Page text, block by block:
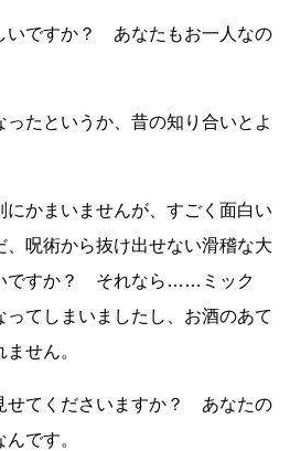
いですか？ あなたもお一人なの
たというか、昔の知り合いとよ
かまいませんが、すごく面白い
呪術から抜け出せない滑稽な大
ですか？ それなら …… ミック
ってしまいましたし、お酒のあて
せん。
せてくださいますか？ あなたの
です。